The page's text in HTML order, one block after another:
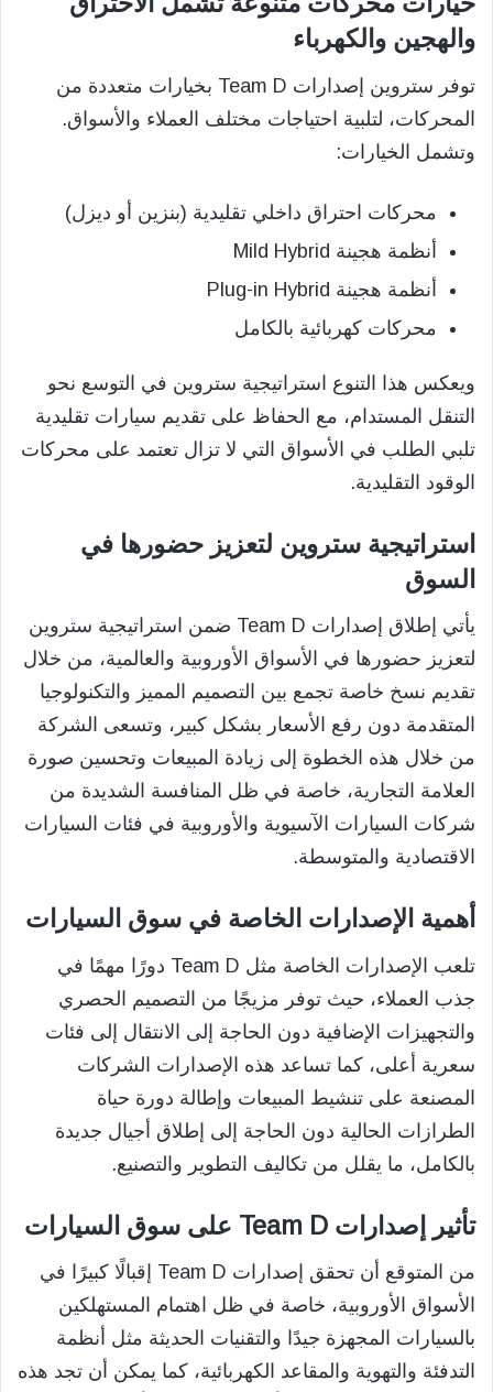
والهجين والكهرباء
توفر ستروين إصدارات Team D بخيارات متعددة من
المحركات، لتلبية احتياجات مختلف العملاء والأسواق.
وتشمل الخيارات:
محركات احتراق داخلي تقليدية (بنزين أو ديزل)
أنظمة هجينة Mild Hybrid
أنظمة هجينة Plug-in Hybrid
محركات كهربائية بالكامل
ويعكس هذا التنوع استراتيجية ستروين في التوسع نحو
التنقل المستدام، مع الحفاظ على تقديم سيارات تقليدية
تلبي الطلب في الأسواق التي لا تزال تعتمد على محركات
الوقود التقليدية.
استراتيجية ستروين لتعزيز حضورها في
السوق
يأتي إطلاق إصدارات Team D ضمن استراتيجية ستروين
لتعزيز حضورها في الأسواق الأوروبية والعالمية، من خلال
تقديم نسخ خاصة تجمع بين التصميم المميز والتكنولوجيا
المتقدمة دون رفع الأسعار بشكل كبير، وتسعى الشركة
من خلال هذه الخطوة إلى زيادة المبيعات وتحسين صورة
العلامة التجارية، خاصة في ظل المنافسة الشديدة من
شركات السيارات الآسيوية والأوروبية في فئات السيارات
الاقتصادية والمتوسطة.
أهمية الإصدارات الخاصة في سوق السيارات
تلعب الإصدارات الخاصة مثل Team D دورًا مهمًا في
جذب العملاء، حيث توفر مزيجًا من التصميم الحصري
والتجهيزات الإضافية دون الحاجة إلى الانتقال إلى فئات
سعرية أعلى، كما تساعد هذه الإصدارات الشركات
المصنعة على تنشيط المبيعات وإطالة دورة حياة
الطرازات الحالية دون الحاجة إلى إطلاق أجيال جديدة
بالكامل، ما يقلل من تكاليف التطوير والتصنيع.
تأثير إصدارات Team D على سوق السيارات
من المتوقع أن تحقق إصدارات Team D إقبالًا كبيرًا في
الأسواق الأوروبية، خاصة في ظل اهتمام المستهلكين
بالسيارات المجهزة جيدًا والتقنيات الحديثة مثل أنظمة
التدفئة والتهوية والمقاعد الكهربائية، كما يمكن أن تجد هذه